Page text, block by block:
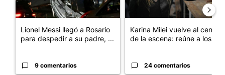
Lionel Messi llegó a Rosario
para despedir a su padre, ...
9 comentarios
Karina Milei vuelve al centro
de la escena: reúne a los...
24 comentarios